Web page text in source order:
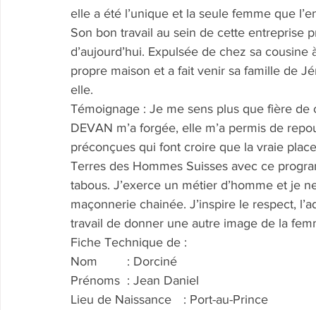
elle a été l’unique et la seule femme que
Son bon travail au sein de cette entreprise
d’aujourd’hui. Expulsée de chez sa
propre maison et a fait venir sa famille de
elle.
Témoignage : Je me sens plus que fière
DEVAN m’a forgée, elle m’a permis de
préconçues qui font croire que la vraie
Terres des Hommes Suisses avec ce
tabous. J’exerce un métier d’homme et je
maçonnerie chainée. J’inspire le respect,
travail de donner une autre image de la
Fiche Technique de :
Nom	: Dorciné
Prénoms	: Jean Daniel
Lieu de Naissance	: Port-au-Prince